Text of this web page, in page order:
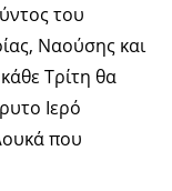
του
Ναούσης και
Τρίτη θα
Ιερό
που